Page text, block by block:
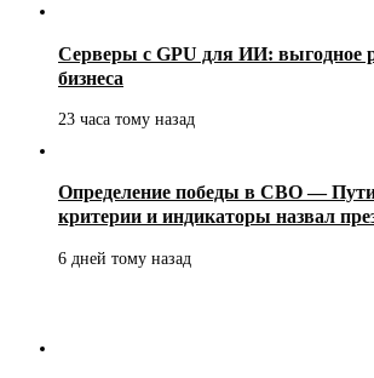
Серверы с GPU для ИИ: выгодное
бизнеса
23 часа тому назад
Определение победы в СВО —
критерии и индикаторы назвал
6 дней тому назад